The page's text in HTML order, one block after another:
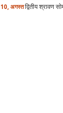
10, अगस्तद्वितीय श्रावण